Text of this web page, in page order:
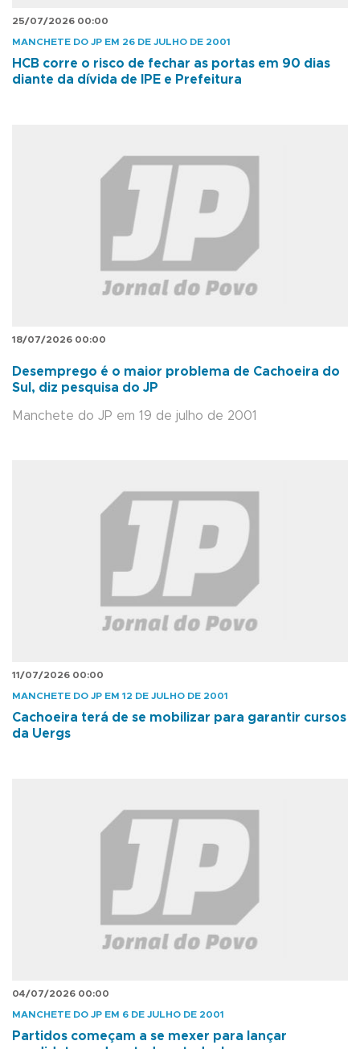
25/07/2026 00:00
MANCHETE DO JP EM 26 DE JULHO DE 2001
HCB corre o risco de fechar as portas em 90 dias
diante da dívida de IPE e Prefeitura
18/07/2026 00:00
Desemprego é o maior problema de Cachoeira do
Sul, diz pesquisa do JP
Manchete do JP em 19 de julho de 2001
11/07/2026 00:00
MANCHETE DO JP EM 12 DE JULHO DE 2001
Cachoeira terá de se mobilizar para garantir cursos
da Uergs
04/07/2026 00:00
MANCHETE DO JP EM 6 DE JULHO DE 2001
Partidos começam a se mexer para lançar